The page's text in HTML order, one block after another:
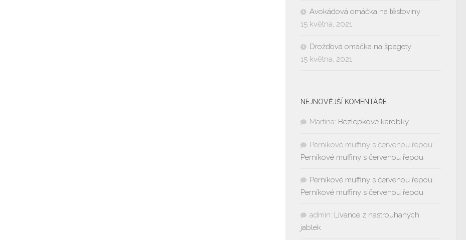
Avokádová omáčka na těstoviny
15 května, 2021
Drožďová omáčka na špagety
15 května, 2021
NEJNOVĚJŠÍ KOMENTÁŘE
Martina: Bezlepkové karobky
Perníkové muffiny s červenou řepou:
Perníkové muffiny s červenou řepou
Perníkové muffiny s červenou řepou:
Perníkové muffiny s červenou řepou
admin: Lívance z nastrouhaných
jablek